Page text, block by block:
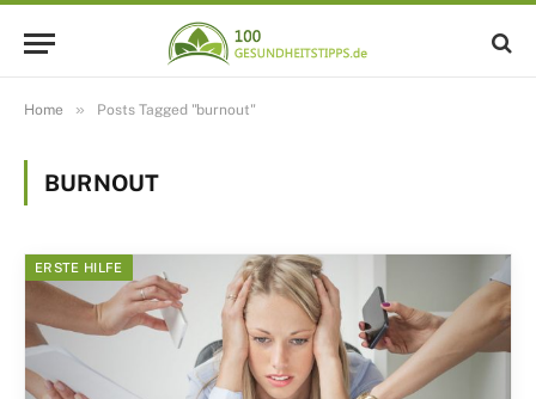
Home » Posts Tagged "burnout"
BURNOUT
ERSTE HILFE